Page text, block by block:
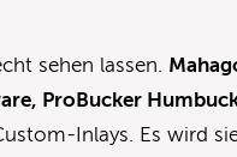
sehen lassen.
ProBucker
Inlays. Es wird